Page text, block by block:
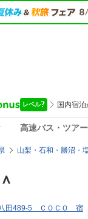
高速バス・ツアー
山梨・石和・勝沼・
八田489-5 ＣＯＣＯ 宿